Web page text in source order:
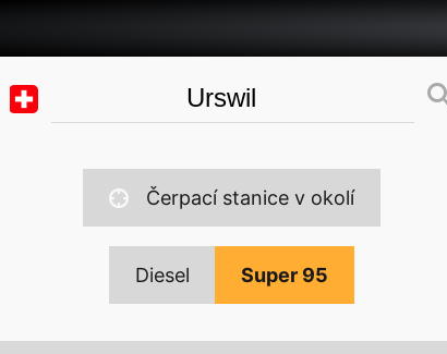
Čerpací stanice v okolí
Diesel Super 95